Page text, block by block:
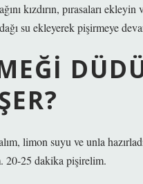
kızdırın, pırasaları
su ekleyerek pişirmeye
limon suyu ve unla
20-25 dakika pişirelim.